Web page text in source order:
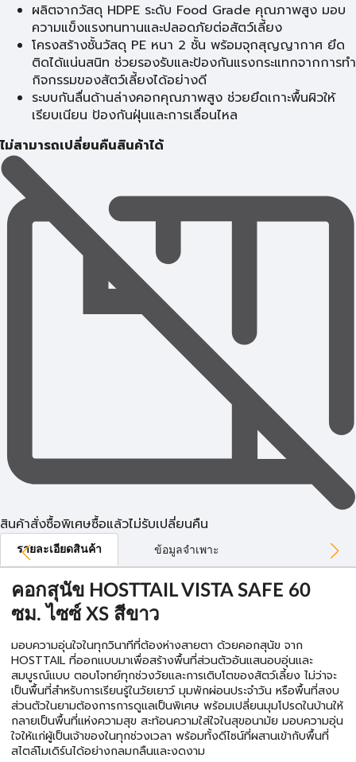
ผลิตจากวัสดุ HDPE ระดับ Food Grade คุณภาพสูง มอบ
ความแข็งแรงทนทานและปลอดภัยต่อสัตว์เลี้ยง
โครงสร้างชั้นวัสดุ PE หนา 2 ชั้น พร้อมจุกสุญญากาศ ยึด
ติดได้แน่นสนิท ช่วยรองรับและป้องกันแรงกระแทกจากการทำ
กิจกรรมของสัตว์เลี้ยงได้อย่างดี
ระบบกันลื่นด้านล่างคอกคุณภาพสูง ช่วยยึดเกาะพื้นผิวให้
เรียบเนียน ป้องกันฝุ่นและการเลื่อนไหล
ไม่สามารถเปลี่ยนคืนสินค้าได้
สินค้าสั่งซื้อพิเศษซื้อแล้วไม่รับเปลี่ยนคืน
รายละเอียดสินค้า ข้อมูลจำเพาะ
คอกสุนัข HOSTTAIL VISTA SAFE 60
ซม. ไซซ์ XS สีขาว
มอบความอุ่นใจในทุกวินาทีที่ต้องห่างสายตา ด้วยคอกสุนัข จาก
HOSTTAIL ที่ออกแบบมาเพื่อสร้างพื้นที่ส่วนตัวอันแสนอบอุ่นและ
สมบูรณ์แบบ ตอบโจทย์ทุกช่วงวัยและการเติบโตของสัตว์เลี้ยง ไม่ว่าจะ
เป็นพื้นที่สำหรับการเรียนรู้ในวัยเยาว์ มุมพักผ่อนประจำวัน หรือพื้นที่สงบ
ส่วนตัวในยามต้องการการดูแลเป็นพิเศษ พร้อมเปลี่ยนมุมโปรดในบ้านให้
กลายเป็นพื้นที่แห่งความสุข สะท้อนความใส่ใจในสุขอนามัย มอบความอุ่น
ใจให้แก่ผู้เป็นเจ้าของในทุกช่วงเวลา พร้อมทั้งดีไซน์ที่ผสานเข้ากับพื้นที่
สไตล์โมเดิร์นได้อย่างกลมกลืนและงดงาม